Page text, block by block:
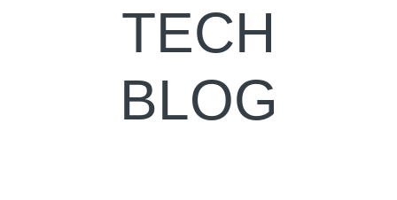
TECH
BLOG